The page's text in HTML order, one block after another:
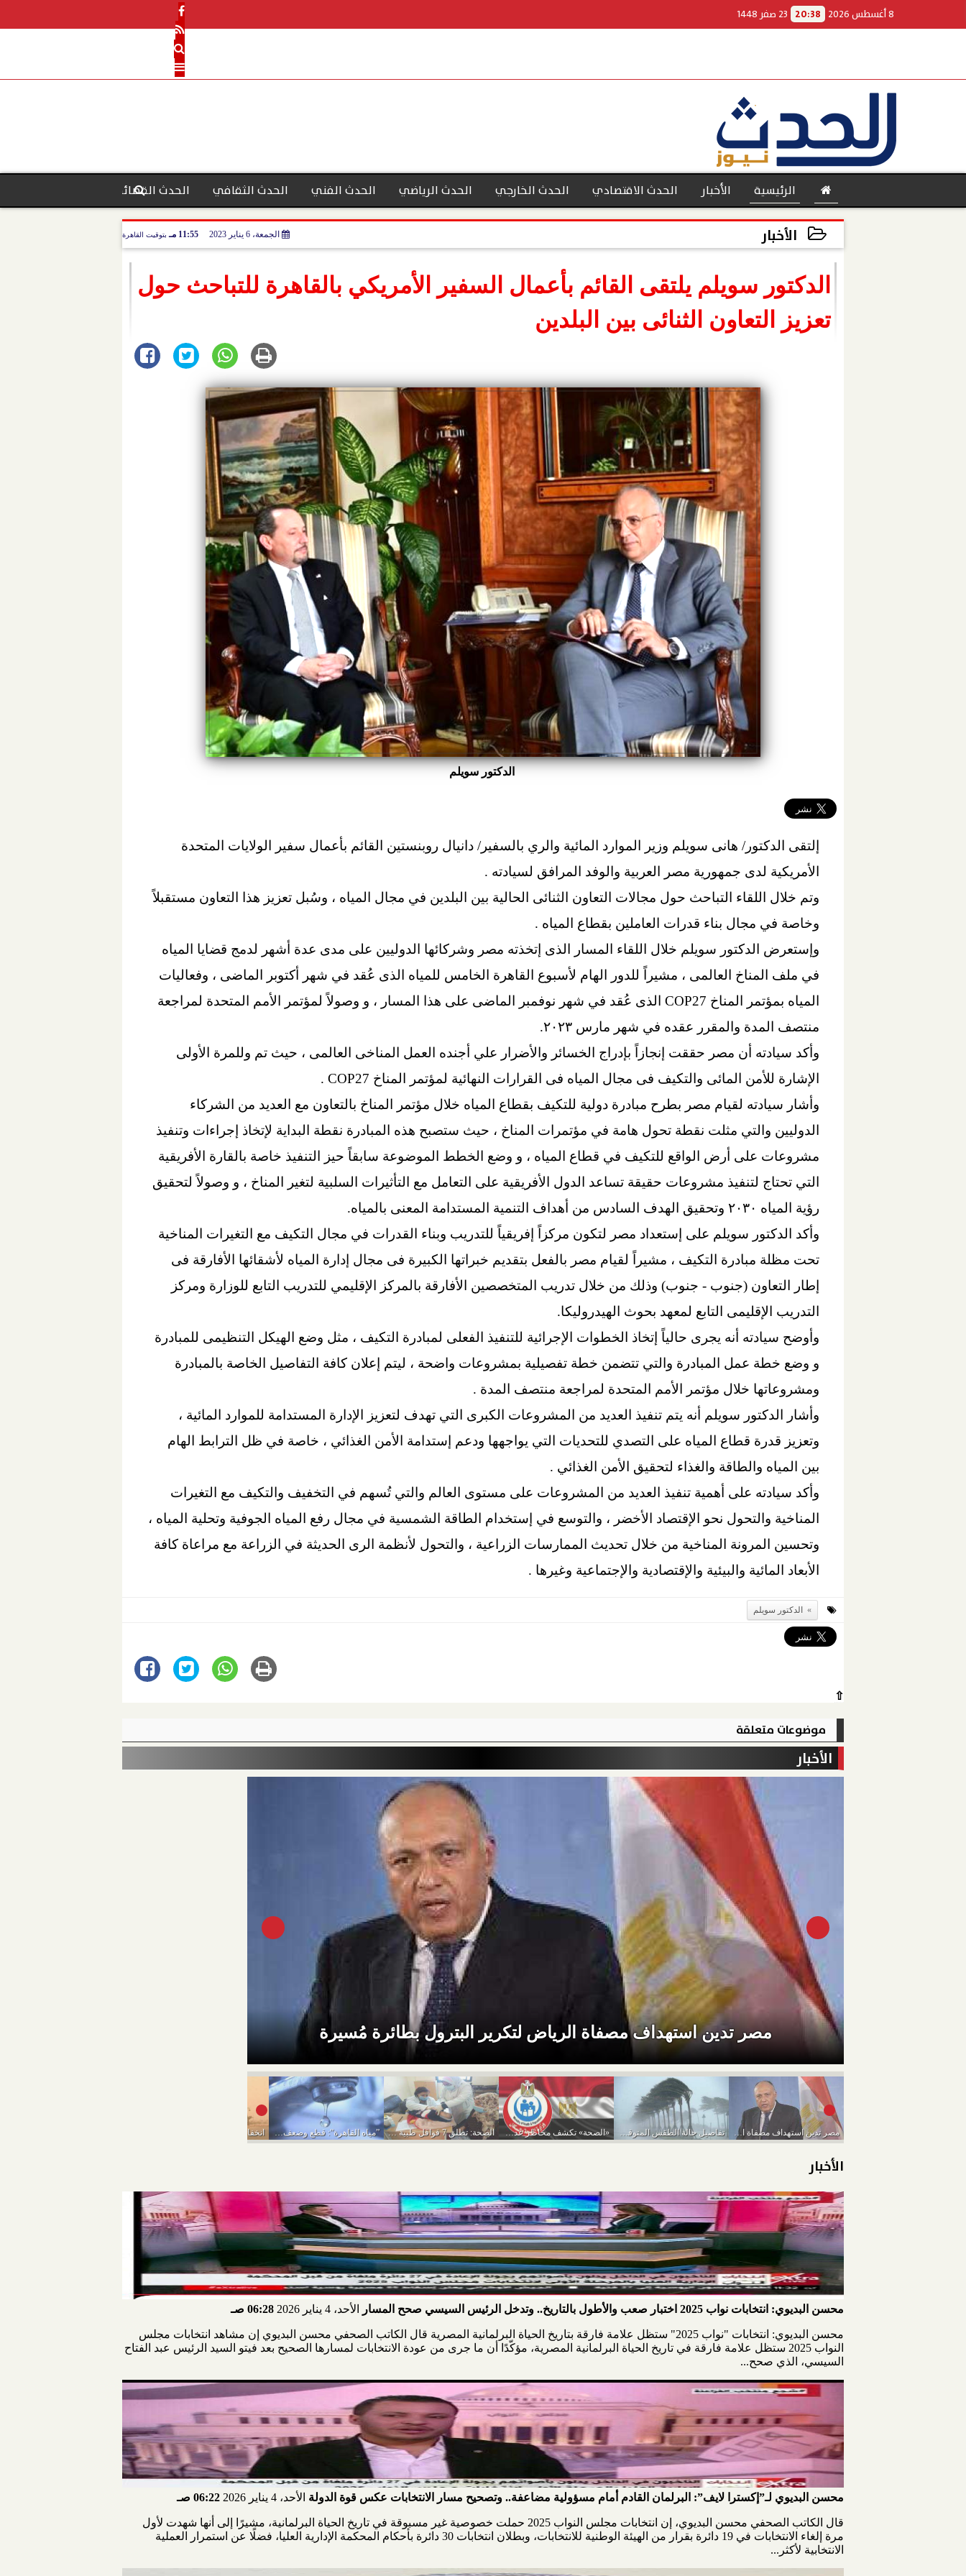
8 أغسطس 2026 20:38 23 صفر 1448
الرئيسية الأخبار الحدث الاقتصادي الحدث الخارجي الحدث الرياضي الحدث الفني الحدث الثقافي الحدث القضائي
الأخبار الجمعة، 6 يناير 2023 11:55 مـ بتوقيت القاهرة
الدكتور سويلم يلتقى القائم بأعمال السفير الأمريكي بالقاهرة للتباحث حول
تعزيز التعاون الثنائى بين البلدين
الدكتور سويلم
إلتقى الدكتور/ هانى سويلم وزير الموارد المائية والري بالسفير/ دانيال روبنستين القائم بأعمال سفير الولايات المتحدة
الأمريكية لدى جمهورية مصر العربية والوفد المرافق لسيادته .
وتم خلال اللقاء التباحث حول مجالات التعاون الثنائى الحالية بين البلدين في مجال المياه ، وسُبل تعزيز هذا التعاون مستقبلاً
وخاصة في مجال بناء قدرات العاملين بقطاع المياه .
وإستعرض الدكتور سويلم خلال اللقاء المسار الذى إتخذته مصر وشركائها الدوليين على مدى عدة أشهر لدمج قضايا المياه
في ملف المناخ العالمى ، مشيراً للدور الهام لأسبوع القاهرة الخامس للمياه الذى عُقد في شهر أكتوبر الماضى ، وفعاليات
المياه بمؤتمر المناخ COP27 الذى عُقد في شهر نوفمبر الماضى على هذا المسار ، و وصولاً لمؤتمر الأمم المتحدة لمراجعة
منتصف المدة والمقرر عقده في شهر مارس ٢٠٢٣.
وأكد سيادته أن مصر حققت إنجازاً بإدراج الخسائر والأضرار علي أجنده العمل المناخى العالمى ، حيث تم وللمرة الأولى
الإشارة للأمن المائى والتكيف فى مجال المياه فى القرارات النهائية لمؤتمر المناخ COP27 .
وأشار سيادته لقيام مصر بطرح مبادرة دولية للتكيف بقطاع المياه خلال مؤتمر المناخ بالتعاون مع العديد من الشركاء
الدوليين والتي مثلت نقطة تحول هامة في مؤتمرات المناخ ، حيث ستصبح هذه المبادرة نقطة البداية لإتخاذ إجراءات وتنفيذ
مشروعات على أرض الواقع للتكيف في قطاع المياه ، و وضع الخطط الموضوعة سابقاً حيز التنفيذ خاصة بالقارة الأفريقية
التي تحتاج لتنفيذ مشروعات حقيقة تساعد الدول الأفريقية على التعامل مع التأثيرات السلبية لتغير المناخ ، و وصولاً لتحقيق
رؤية المياه ٢٠٣٠ وتحقيق الهدف السادس من أهداف التنمية المستدامة المعنى بالمياه.
وأكد الدكتور سويلم على إستعداد مصر لتكون مركزاً إفريقياً للتدريب وبناء القدرات في مجال التكيف مع التغيرات المناخية
تحت مظلة مبادرة التكيف ، مشيراً لقيام مصر بالفعل بتقديم خبراتها الكبيرة فى مجال إدارة المياه لأشقائها الأفارقة فى
إطار التعاون (جنوب - جنوب) وذلك من خلال تدريب المتخصصين الأفارقة بالمركز الإقليمي للتدريب التابع للوزارة ومركز
التدريب الإقليمى التابع لمعهد بحوث الهيدروليكا.
وأوضح سيادته أنه يجرى حالياً إتخاذ الخطوات الإجرائية للتنفيذ الفعلى لمبادرة التكيف ، مثل وضع الهيكل التنظيمى للمبادرة
و وضع خطة عمل المبادرة والتي تتضمن خطة تفصيلية بمشروعات واضحة ، ليتم إعلان كافة التفاصيل الخاصة بالمبادرة
ومشروعاتها خلال مؤتمر الأمم المتحدة لمراجعة منتصف المدة .
وأشار الدكتور سويلم أنه يتم تنفيذ العديد من المشروعات الكبرى التي تهدف لتعزيز الإدارة المستدامة للموارد المائية ،
وتعزيز قدرة قطاع المياه على التصدي للتحديات التي يواجهها ودعم إستدامة الأمن الغذائي ، خاصة في ظل الترابط الهام
بين المياه والطاقة والغذاء لتحقيق الأمن الغذائي .
وأكد سيادته على أهمية تنفيذ العديد من المشروعات على مستوى العالم والتي تُسهم في التخفيف والتكيف مع التغيرات
المناخية والتحول نحو الإقتصاد الأخضر ، والتوسع في إستخدام الطاقة الشمسية في مجال رفع المياه الجوفية وتحلية المياه ،
وتحسين المرونة المناخية من خلال تحديث الممارسات الزراعية ، والتحول لأنظمة الرى الحديثة في الزراعة مع مراعاة كافة
الأبعاد المائية والبيئية والإقتصادية والإجتماعية وغيرها .
الدكتور سويلم
⇧
موضوعات متعلقة
الأخبار
مصر تدين استهداف مصفاة الرياض لتكرير البترول بطائرة مُسيرة
مصر تدين استهداف مصفاة الرياض لتكرير البترول بطائرة... تفاصيل حالة الطقس المتوقعة من اليوم حتى الخميس... «الصحة» تكشف مخاطر عدم ضبط السكر يؤدي للاعتلال... الصحة: تطلق 7 قوافل طبية مجانية بمختلف المحافظات ”مياه القاهرة”: قطع وضعف المياه ببعض المناطق بالقاهرة...
الأخبار
محسن البديوي: انتخابات نواب 2025 اختبار صعب والأطول بالتاريخ.. وتدخل الرئيس السيسي صحح المسار الأحد، 4 يناير 2026 06:28 صـ
محسن البديوي: انتخابات "نواب 2025" ستظل علامة فارقة بتاريخ الحياة البرلمانية المصرية قال الكاتب الصحفي محسن البديوي إن مشاهد انتخابات مجلس
النواب 2025 ستظل علامة فارقة في تاريخ الحياة البرلمانية المصرية، مؤكّدًا أن ما جرى من عودة الانتخابات لمسارها الصحيح بعد فيتو السيد الرئيس عبد الفتاح
السيسي، الذي صحح...
محسن البديوي لـ”إكسترا لايف”: البرلمان القادم أمام مسؤولية مضاعفة.. وتصحيح مسار الانتخابات عكس قوة الدولة الأحد، 4 يناير 2026 06:22 صـ
قال الكاتب الصحفي محسن البديوي، إن انتخابات مجلس النواب 2025 حملت خصوصية غير مسبوقة في تاريخ الحياة البرلمانية، مشيرًا إلى أنها شهدت لأول
مرة إلغاء الانتخابات في 19 دائرة بقرار من الهيئة الوطنية للانتخابات، وبطلان انتخابات 30 دائرة بأحكام المحكمة الإدارية العليا، فضلًا عن استمرار العملية
الانتخابية لأكثر...